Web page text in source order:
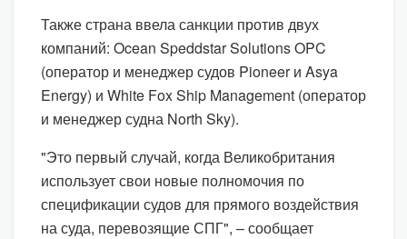
Также страна ввела санкции против двух
компаний: Ocean Speddstar Solutions OPC
(оператор и менеджер судов Pioneer и Asya
Energy) и White Fox Ship Management (оператор
и менеджер судна North Sky).
"Это первый случай, когда Великобритания
использует свои новые полномочия по
спецификации судов для прямого воздействия
на суда, перевозящие СПГ", – сообщает